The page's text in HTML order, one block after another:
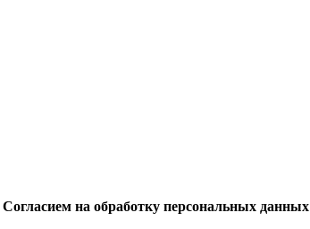
Согласием на обработку персональных данных